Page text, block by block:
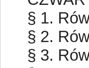
§ 1.
§ 2.
§ 3.